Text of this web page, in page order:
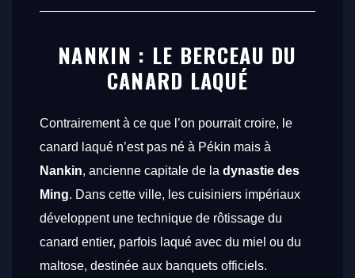
NANKIN : LE BERCEAU DU
CANARD LAQUÉ
Contrairement à ce que l’on pourrait croire, le
canard laqué n’est pas né à Pékin mais à
Nankin, ancienne capitale de la dynastie des
Ming. Dans cette ville, les cuisiniers impériaux
développent une technique de rôtissage du
canard entier, parfois laqué avec du miel ou du
maltose, destinée aux banquets officiels.